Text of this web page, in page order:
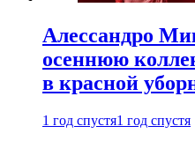
Алессандро
осеннюю
в красной
1 год спустя1 год спустя